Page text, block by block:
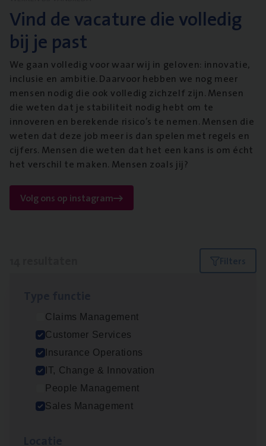
Vind de vacature die volledig
bij je past
We gaan volledig voor waar wij in geloven: innovatie,
inclusie en ambitie. Daarvoor hebben we nog meer
mensen nodig die ook volledig zichzelf zijn. Mensen
die weten dat je stabiliteit nodig hebt om te
innoveren en berekende risico’s te nemen. Mensen die
weten dat deze job meer is dan spelen met regels en
cijfers. Mensen die weten dat het een kans is om écht
het verschil te maken. Mensen zoals jij?
Volg ons op instagram
Filters
Claims Management
Customer Services
Insurance Operations
IT, Change & Innovation
People Management
Sales Management
Busi­ness Analyst
IT, Change & Innovation
Antwerpen
Insu­ran­ce Bro­ker Trans­port